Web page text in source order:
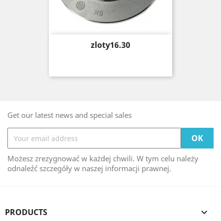
Price
zloty16.30
Get our latest news and special sales
Możesz zrezygnować w każdej chwili. W tym celu należy
odnaleźć szczegóły w naszej informacji prawnej.
PRODUCTS 